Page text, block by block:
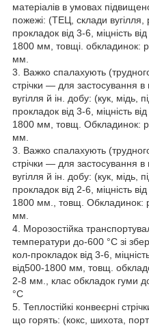
матеріалів в умовах
пожежі: (ТЕЦ, склади вугілля,
прокладок від 3-6, міцність
1800 мм, товщі. обкладинок:
мм.
3. Важко спалахують
стрічки — для застосування
вугілля й ін. добу: (кук, мідь,
прокладок від 3-6, міцність
1800 мм, товщ. Обкладинок:
мм.
3. Важко спалахують
стрічки — для застосування
вугілля й ін. добу: (кук, мідь,
прокладок від 2-6, міцність
1800 мм., товщ. Обкладинок:
мм.
4. Морозостійка
температури до-600 °C зі
кол-прокладок від 3-6,
від500-1800 мм, товщ.
2-8 мм., клас обкладок гуми
°C
5. Теплостійкі конвеєрні
що горять: (кокс, шихота,